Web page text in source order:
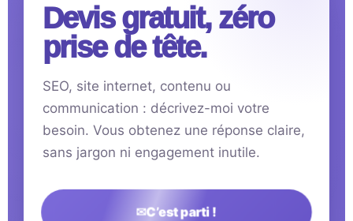
Devis gratuit, zéro
prise de tête.
SEO, site internet, contenu ou
communication : décrivez-moi votre
besoin. Vous obtenez une réponse claire,
sans jargon ni engagement inutile.
✉C’est parti !